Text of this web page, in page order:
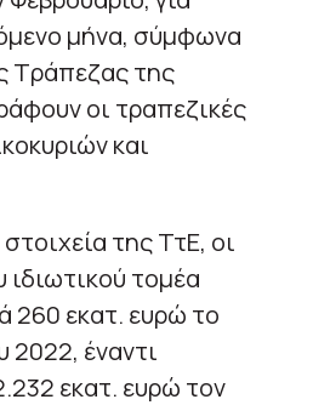
μήνα, σύμφωνα
Τράπεζας της
οι τραπεζικές
και
της ΤτΕ, οι
ιδιωτικού τομέα
260 εκατ. ευρώ το
2022, έναντι
εκατ. ευρώ τον